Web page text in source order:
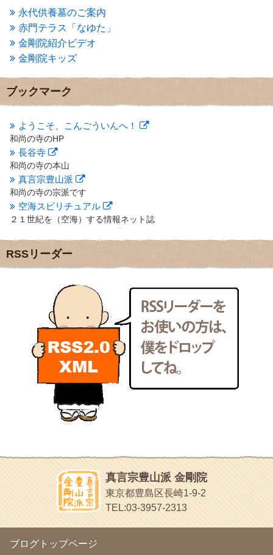
2013年5月(13)
2013年4月(1)
2013年3月 (4)
2013年2月(6)
2013年1月(6)
2012年12月(7)
2012年11月(7)
2012年10月
2012年8月
(9)
2012年7月(10)
2012年6月
2012年5月(16)
2012年4月 (16)
2012年3月(17)
2012年2月(20)
2012年1月(25)
2011年11月(28)
2011年10月(31)
2011年9月(24)
2011年7月(18)
2011年6月
2011年5月
(15)
2011年4月(17)
2011年3月(15)
2011年2月
2011年1月(22)
2010年12月(21)
2010年11月
2010年10月(13)
(16)
2010年6月(18)
2010年5月(22)
2010年4月(25)
2010年3月
(22)
2010年2月(23)
2010年1月(23)
(18)
2009年11月
(20)
永代供養墓のご案内
赤門テラス「なゆた」
金剛院紹介ビデオ
金剛院キッズ
ブックマーク
ようこそ、こんごういんへ！
和尚の寺のHP
長谷寺
和尚の寺の本山
真言宗豊山派
和尚の寺の宗派です
空海スピリチュアル
２１世紀を（空海）する情報ネット誌
地域のライターさんです
小豆島 圓満寺
新聞屋の道具箱
新聞社で使われる用語の解説など
makotoさんの御符内巡礼記
東京の巡礼記です
POLYHEDON
いろいろなことが書いてあるよ
bunchan
あちこち行って！
目白鍼灸院
日本人の繊細な体質にあわせた、やさしく気持ちよい鍼灸治療で
ほうげん日記
放言じゃなくて和尚さんの名前だよ
面白いサイトみつけたよ。
ヘェ～という感じ
chocolab.Air♪DIALY
ラブラドールのワンちゃんがかわいいよ
RSSリーダー
真言宗豊山派 金剛院
東京都豊島区長崎1-9-2
TEL:03-3957-2313
ブログトップページ